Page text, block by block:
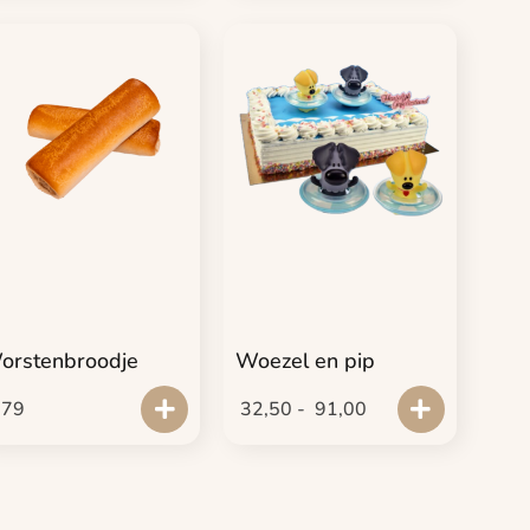
Woezel en pip
32,50 - 91,00